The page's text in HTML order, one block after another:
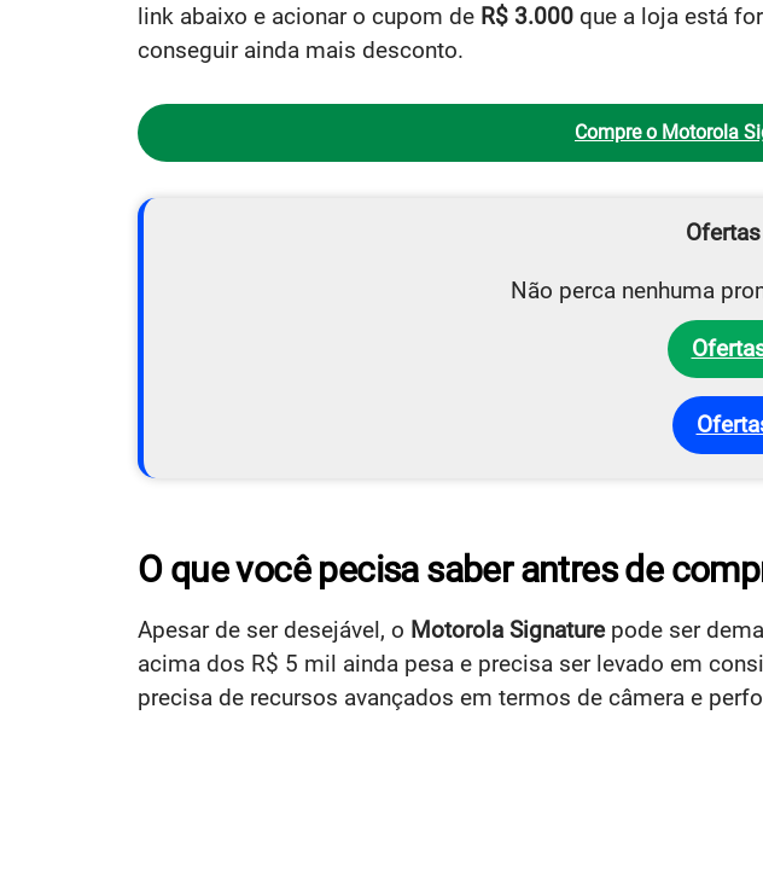
link abaixo e acionar o cupom de R$ 3.000 que a loja está
conseguir ainda mais desconto.
Compre o Motorola
Não perca nenhuma
O que você pecisa saber antres de
Apesar de ser desejável, o Motorola Signaturepode ser
acima dos R$ 5 mil ainda pesa e precisa ser levado em
precisa de recursos avançados em termos de câmera e